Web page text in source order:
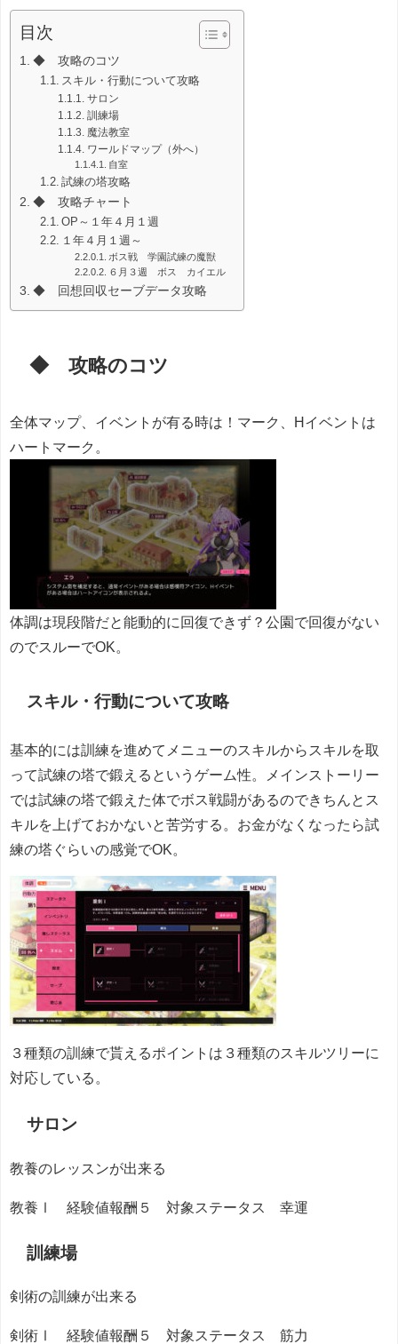
目次
◆ 攻略のコツ
スキル・行動について攻略
サロン
訓練場
魔法教室
ワールドマップ（外へ）
自室
試練の塔攻略
◆ 攻略チャート
OP～１年４月１週
１年４月１週～
ボス戦 学園試練の魔獣
６月３週 ボス カイエル
◆ 回想回収セーブデータ攻略
◆ 攻略のコツ
全体マップ、イベントが有る時は！マーク、Hイベントは
ハートマーク。
体調は現段階だと能動的に回復できず？公園で回復がない
のでスルーでOK。
スキル・行動について攻略
基本的には訓練を進めてメニューのスキルからスキルを取
って試練の塔で鍛えるというゲーム性。メインストーリー
では試練の塔で鍛えた体でボス戦闘があるのできちんとス
キルを上げておかないと苦労する。お金がなくなったら試
練の塔ぐらいの感覚でOK。
３種類の訓練で貰えるポイントは３種類のスキルツリーに
対応している。
サロン
教養のレッスンが出来る
教養Ⅰ 経験値報酬５ 対象ステータス 幸運
訓練場
剣術の訓練が出来る
剣術Ⅰ 経験値報酬５ 対象ステータス 筋力